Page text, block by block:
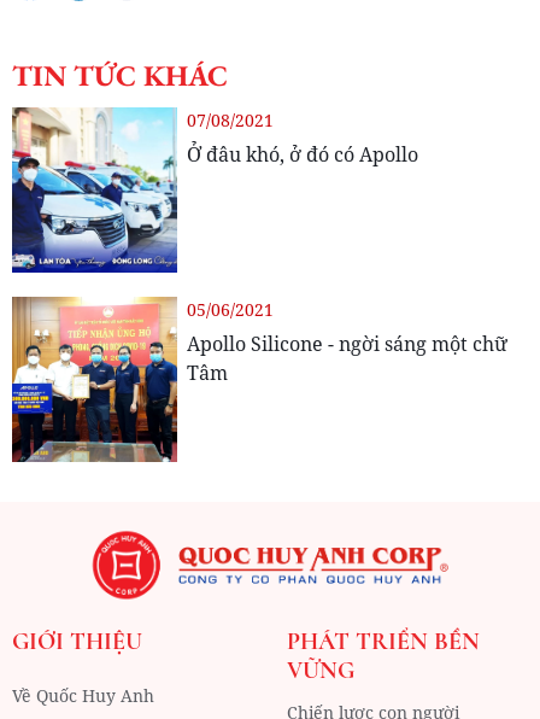
TIN TỨC KHÁC
07/08/2021
Ở đâu khó, ở đó có Apollo
05/06/2021
Apollo Silicone - ngời sáng một chữ
Tâm
GIỚI THIỆU
Về Quốc Huy Anh
PHÁT TRIỂN BỀN
VỮNG
Chiến lược con người